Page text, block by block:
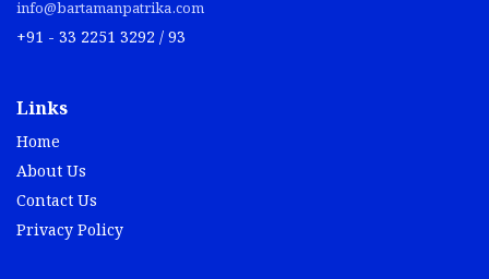
info@bartamanpatrika.com
+91 - 33 2251 3292 / 93
Links
Home
About Us
Contact Us
Privacy Policy